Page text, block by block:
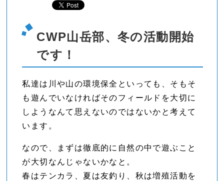
CWP山岳部、冬の活動開始
です！
私達は川や山の環境保全といっても、そもそ
も遊んでいなければそのフィールドを大切に
しようなんて思えないのではないかと考えて
います。
なので、まずは徹底的に自然の中で遊ぶこと
が大切なんじゃないかなと。
春はテンカラ、夏は友釣り、秋は増殖活動を